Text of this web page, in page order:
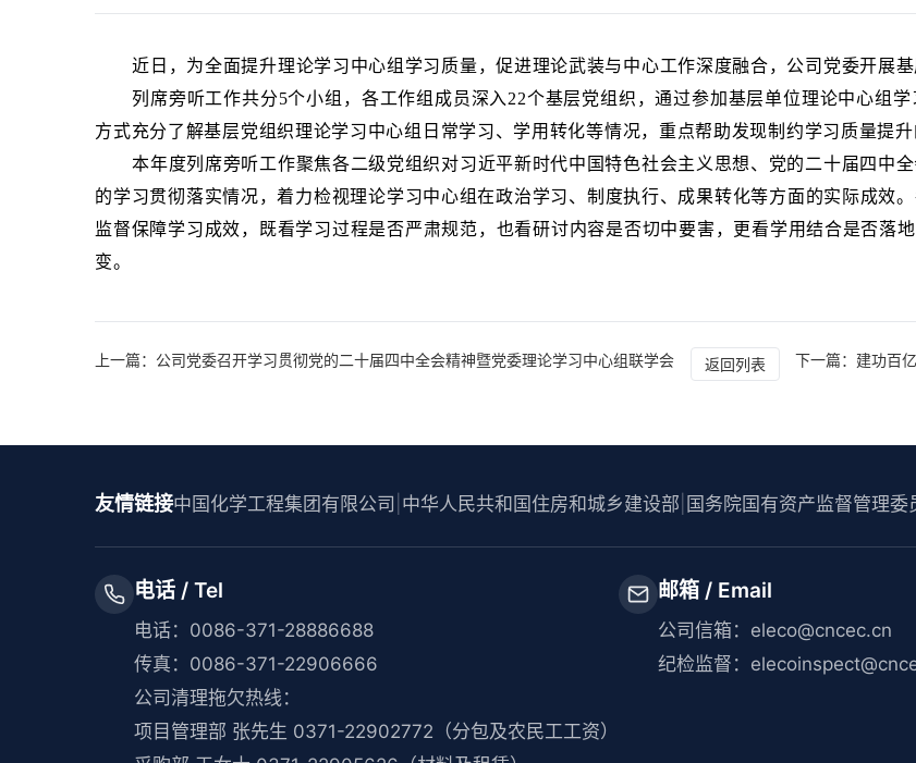
近日，为全面提升理论学习中心组学习质量，促进理论武装与中心工作深度融合，公司党委开展
列席旁听工作共分5个小组，各工作组成员深入22个基层党组织，通过参加基层单位理论中心组
方式充分了解基层党组织理论学习中心组日常学习、学用转化等情况，重点帮助发现制约学习质量提
本年度列席旁听工作聚焦各二级党组织对习近平新时代中国特色社会主义思想、党的二十届四中
的学习贯彻落实情况，着力检视理论学习中心组在政治学习、制度执行、成果转化等方面的实际成效
监督保障学习成效，既看学习过程是否严肃规范，也看研讨内容是否切中要害，更看学用结合是否落
变。
上一篇：公司党委召开学习贯彻党的二十届四中全会精神暨党委理论学习中心组联学会 返回列表 下一篇：建功百
友情链接中国化学工程集团有限公司 中华人民共和国住房和城乡建设部 国务院国有资产监督管理委
电话 / Tel
电话：0086-371-28886688
传真：0086-371-22906666
公司清理拖欠热线：
项目管理部 张先生 0371-22902772（分包及农民工工资）
邮箱 / Email
公司信箱：eleco@cncec.cn
纪检监督：